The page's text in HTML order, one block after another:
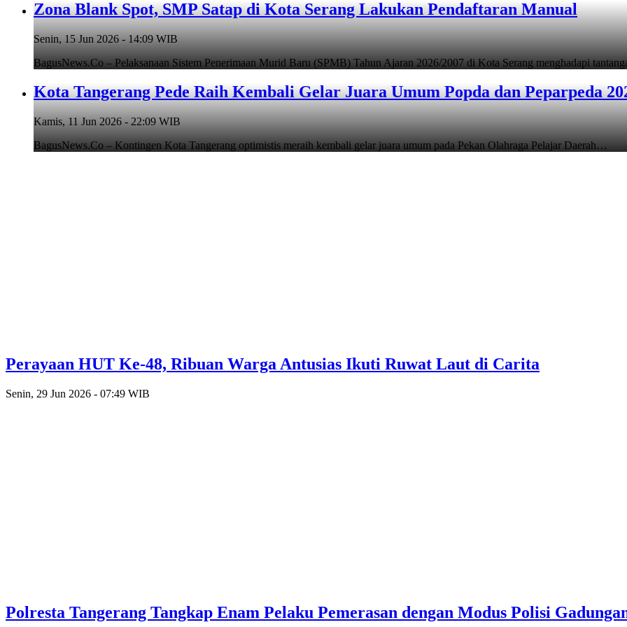
Zona Blank Spot, SMP Satap di Kota Serang Lakukan Pendaftaran Manual
Senin, 15 Jun 2026 - 14:09 WIB
BagusNews.Co – Pelaksanaan Sistem Penerimaan Murid Baru (SPMB) Tahun Ajaran 2026/2007 di Kota Serang menghadapi
Kota Tangerang Pede Raih Kembali Gelar Juara Umum Popda dan Peparpeda
Kamis, 11 Jun 2026 - 22:09 WIB
BagusNews.Co – Kontingen Kota Tangerang optimistis meraih kembali gelar juara umum pada Pekan Olahraga Pelajar Daerah…
Perayaan HUT Ke-48, Ribuan Warga Antusias Ikuti Ruwat Laut di Carita
Senin, 29 Jun 2026 - 07:49 WIB
Polresta Tangerang Tangkap Enam Pelaku Pemerasan dengan Modus Polisi